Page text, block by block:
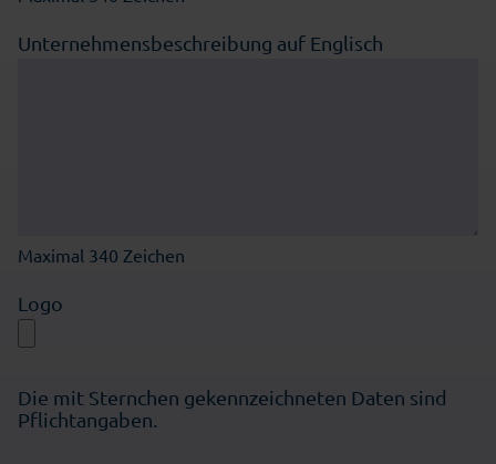
Unternehmensbeschreibung auf Englisch
Maximal 340 Zeichen
Logo
Die mit Sternchen gekennzeichneten Daten sind
Pflichtangaben.